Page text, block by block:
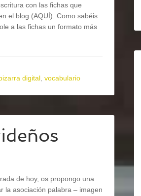
con las fichas que
el blog (AQUÍ). Como sabéis
a las fichas un formato más
digital vocabulario
de hoy, os propongo una
la asociación palabra – imagen